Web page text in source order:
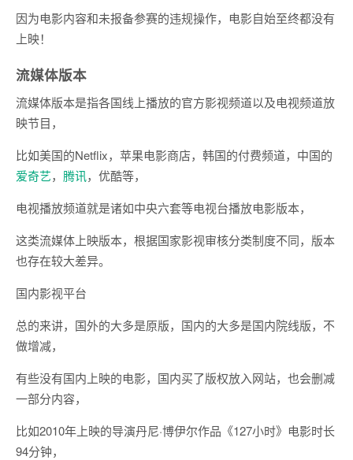
因为电影内容和未报备参赛的违规操作，电影自始至终都没有
上映！
流媒体版本
流媒体版本是指各国线上播放的官方影视频道以及电视频道放
映节目，
比如美国的Netflix，苹果电影商店，韩国的付费频道，中国的
爱奇艺， 腾讯，优酷等，
电视播放频道就是诸如中央六套等电视台播放电影版本，
这类流媒体上映版本，根据国家影视审核分类制度不同，版本
也存在较大差异。
国内影视平台
总的来讲，国外的大多是原版，国内的大多是国内院线版，不
做增减，
有些没有国内上映的电影，国内买了版权放入网站，也会删减
一部分内容，
比如2010年上映的导演丹尼·博伊尔作品《127小时》电影时长
94分钟，